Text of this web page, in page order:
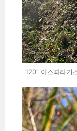
1201 아스파라거